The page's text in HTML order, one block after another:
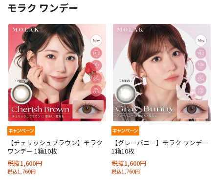
モラク ワンデー
【チェリッシュブラウン】モラク
ワンデー 1箱10枚
税抜1,600円
税込1,760円
【グレーバニー】モラク ワンデー
1箱10枚
税抜1,600円
税込1,760円